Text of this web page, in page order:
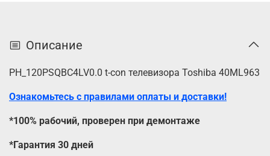
Описание
PH_120PSQBC4LV0.0 t-con телевизора Toshiba 40ML963
Ознакомьтесь с правилами оплаты и доставки!
*100% рабочий, проверен при демонтаже
*Гарантия 30 дней